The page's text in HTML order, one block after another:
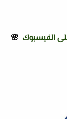
الفيسبوك 🌸